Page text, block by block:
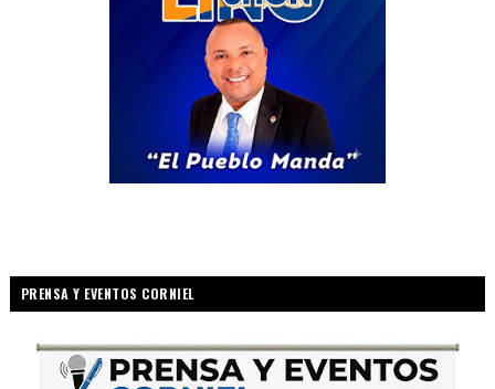
PRENSA Y EVENTOS CORNIEL